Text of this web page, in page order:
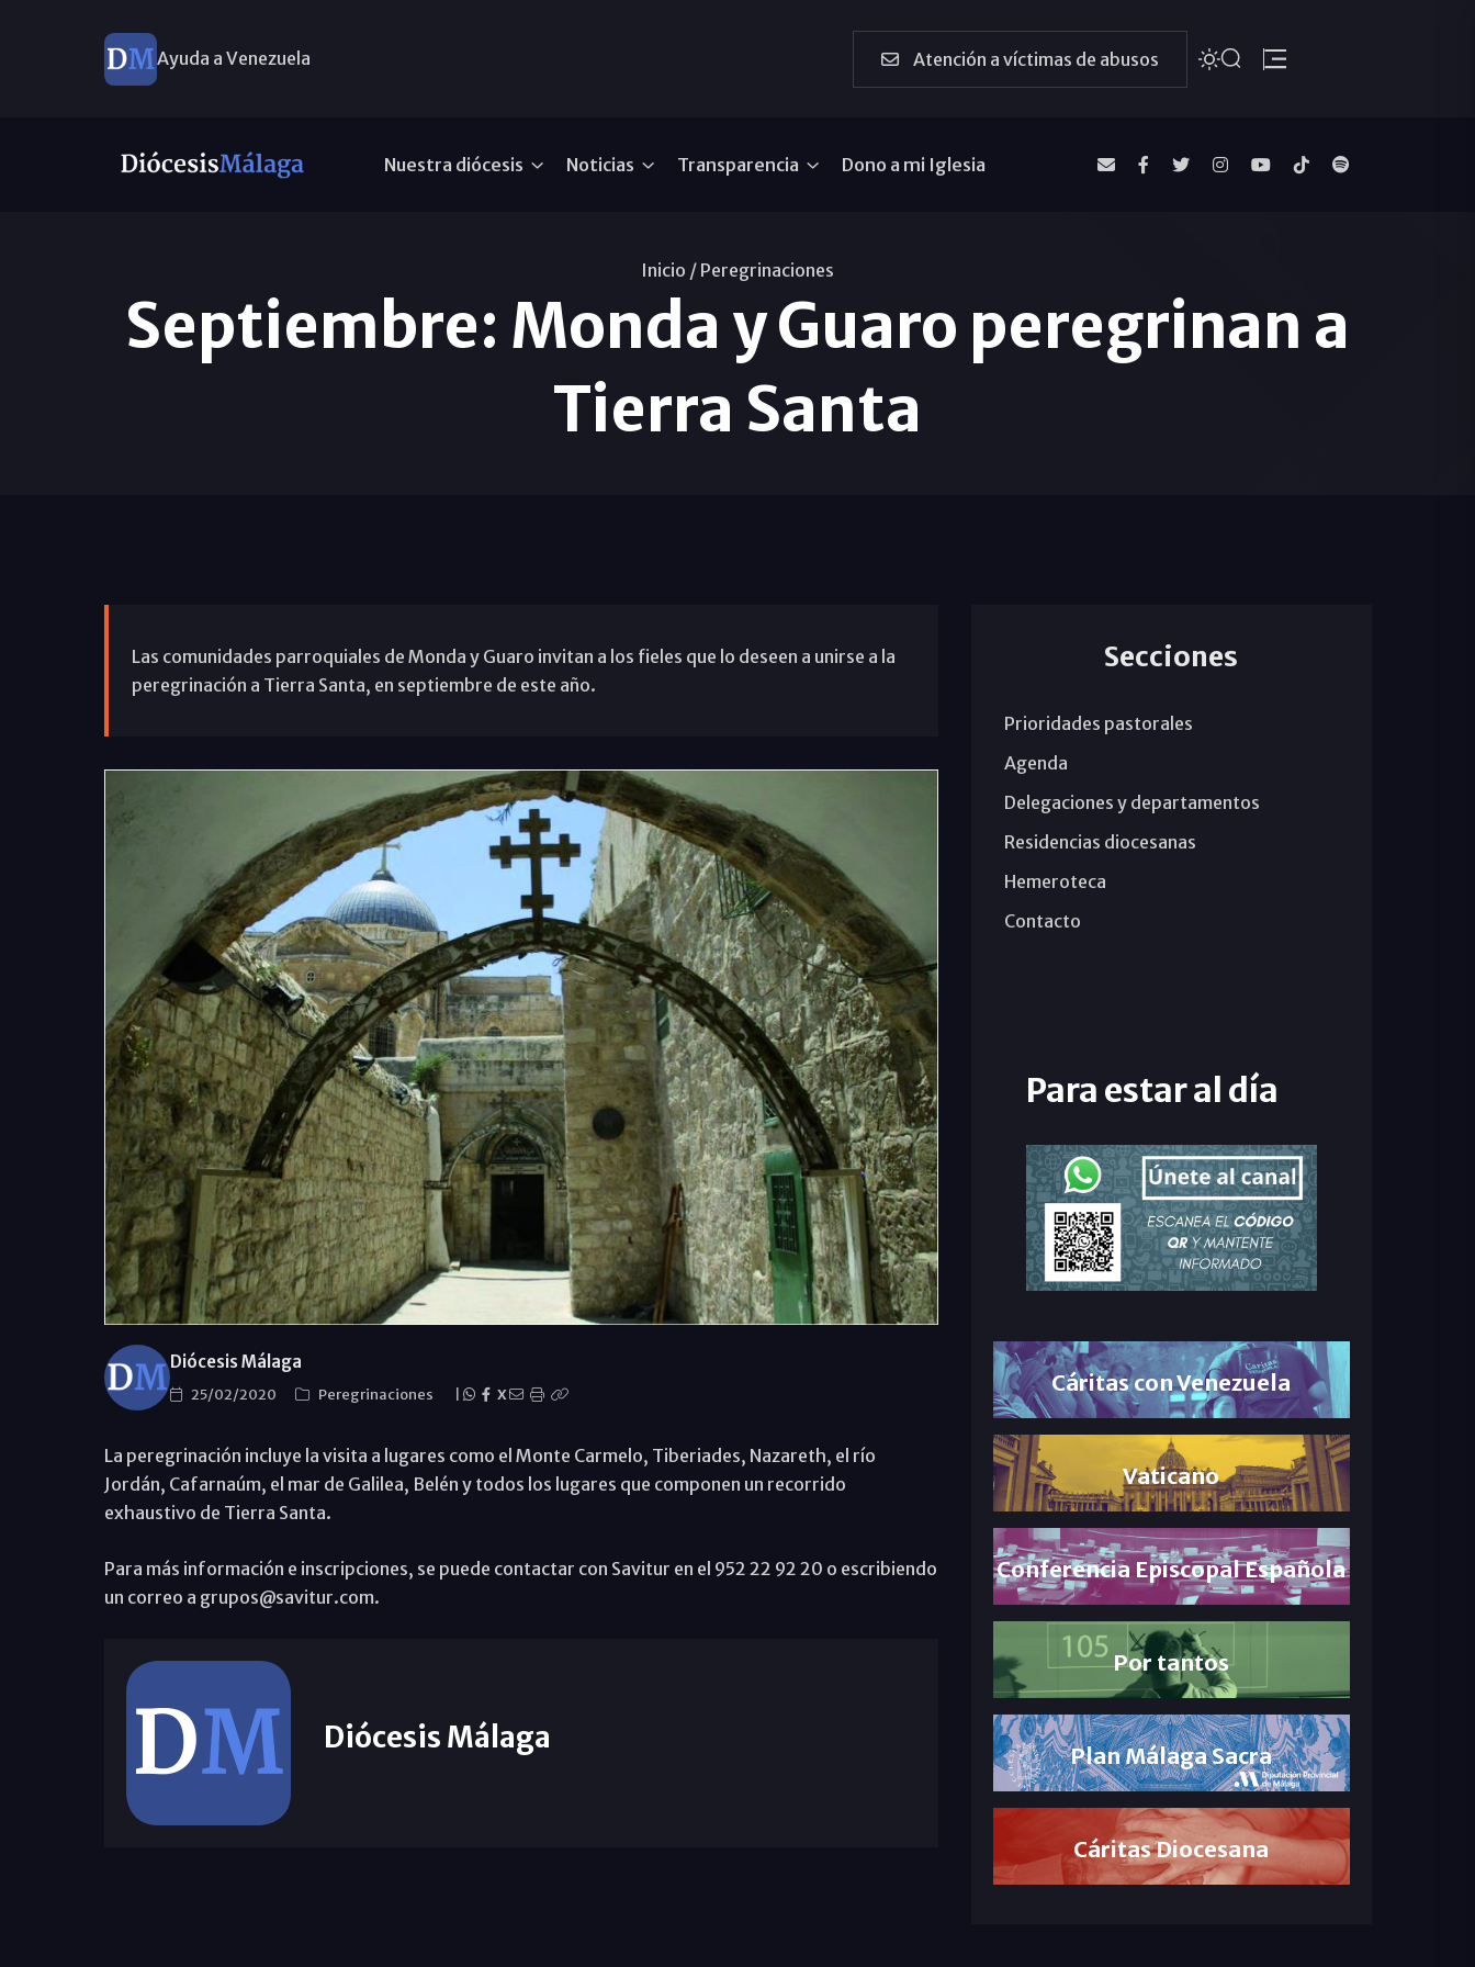
Ayuda a Venezuela Atención a víctimas de abusos
Nuestra diócesis Noticias Transparencia Dono a mi Iglesia
Inicio / Peregrinaciones
Septiembre: Monda y Guaro peregrinan a
Tierra Santa
Las comunidades parroquiales de Monda y Guaro invitan a los fieles que lo deseen a unirse a la
peregrinación a Tierra Santa, en septiembre de este año.
Diócesis Málaga
25/02/2020 Peregrinaciones X
La peregrinación incluye la visita a lugares como el Monte Carmelo, Tiberiades, Nazareth, el río
Jordán, Cafarnaúm, el mar de Galilea, Belén y todos los lugares que componen un recorrido
exhaustivo de Tierra Santa.
Para más información e inscripciones, se puede contactar con Savitur en el 952 22 92 20 o escribiendo
un correo a grupos@savitur.com.
Diócesis Málaga
Secciones
Prioridades pastorales
Agenda
Delegaciones y departamentos
Residencias diocesanas
Hemeroteca
Contacto
Para estar al día
Cáritas con Venezuela
Vaticano
Conferencia Episcopal Española
Por tantos
Plan Málaga Sacra
Cáritas Diocesana